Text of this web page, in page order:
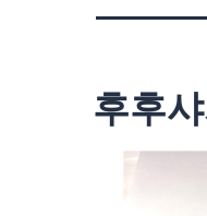
후후